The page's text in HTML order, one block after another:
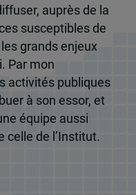
auprès de la
susceptibles de
grands enjeux
Par mon
activités publiques
à son essor, et
équipe aussi
celle de l’Institut.